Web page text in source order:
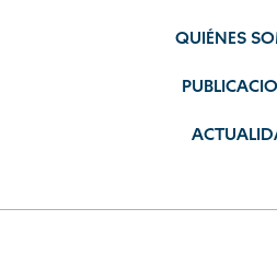
QUIÉNES